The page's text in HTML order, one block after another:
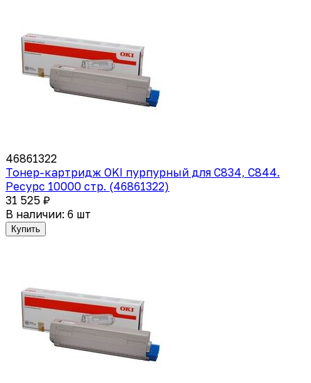
46861322
Тонер-картридж OKI пурпурный для C834, C844.
Ресурс 10000 стр. (46861322)
31 525 ₽
В наличии: 6 шт
Купить